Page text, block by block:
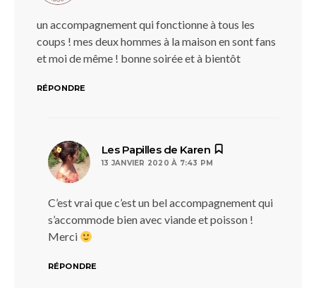
un accompagnement qui fonctionne à tous les
coups ! mes deux hommes à la maison en sont fans
et moi de même ! bonne soirée et à bientôt
RÉPONDRE
Les Papilles de Karen
13 JANVIER 2020 À 7:43 PM
C’est vrai que c’est un bel accompagnement qui
s’accommode bien avec viande et poisson !
Merci
RÉPONDRE